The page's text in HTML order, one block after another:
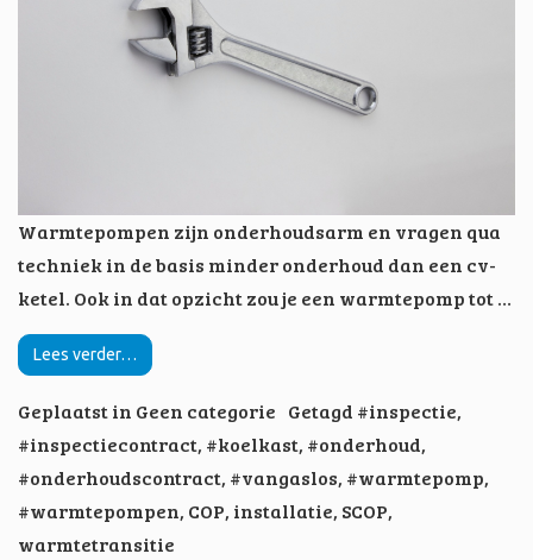
Warmtepompen zijn onderhoudsarm en vragen qua
techniek in de basis minder onderhoud dan een cv-
ketel. Ook in dat opzicht zou je een warmtepomp tot …
Lees verder…
Geplaatst in Geen categorie Getagd #inspectie,
#inspectiecontract, #koelkast, #onderhoud,
#onderhoudscontract, #vangaslos, #warmtepomp,
#warmtepompen, COP, installatie, SCOP,
warmtetransitie